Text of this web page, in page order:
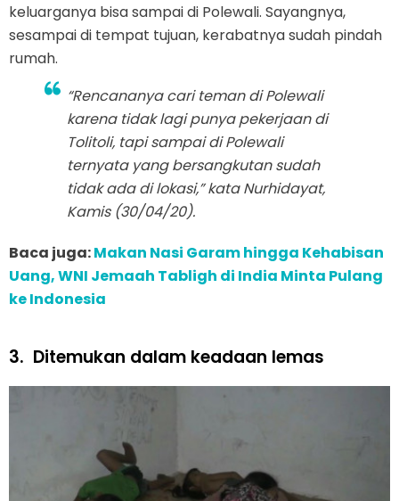
keluarganya bisa sampai di Polewali. Sayangnya,
sesampai di tempat tujuan, kerabatnya sudah pindah
rumah.
“Rencananya cari teman di Polewali
karena tidak lagi punya pekerjaan di
Tolitoli, tapi sampai di Polewali
ternyata yang bersangkutan sudah
tidak ada di lokasi,” kata Nurhidayat,
Kamis (30/04/20).
Baca juga:Makan Nasi Garam hingga Kehabisan
Uang, WNI Jemaah Tabligh di India Minta Pulang
ke Indonesia
3. Ditemukan dalam keadaan lemas